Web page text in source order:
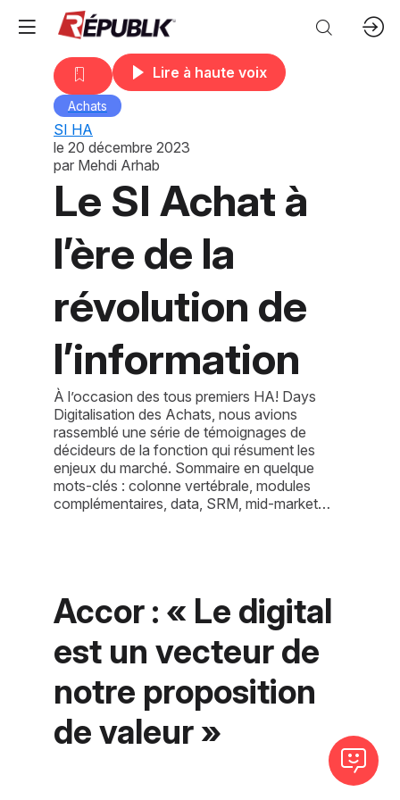
Lire à haute voix
Achats
SI HA
le 20 décembre 2023
par Mehdi Arhab
Le SI Achat à
l’ère de la
révolution de
l’information
À l’occasion des tous premiers HA! Days
Digitalisation des Achats, nous avions
rassemblé une série de témoignages de
décideurs de la fonction qui résument les
enjeux du marché. Sommaire en quelque
mots-clés : colonne vertébrale, modules
complémentaires, data, SRM, mid-market…
Accor : « Le digital
est un vecteur de
notre proposition
de valeur »